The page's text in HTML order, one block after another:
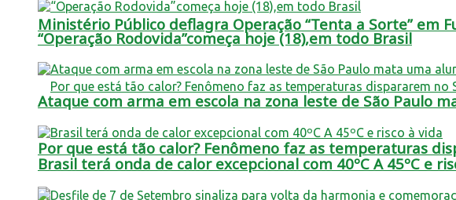
Ministério Público deflagra Operação “Tenta a Sorte” em
Por que está tão calor? Fenômeno faz as temperaturas
“Operação Rodovida”começa hoje (18),em todo Brasil
Ataque com arma em escola na zona leste de São Paulo
Brasil terá onda de calor excepcional com 40ºC A 45ºC e